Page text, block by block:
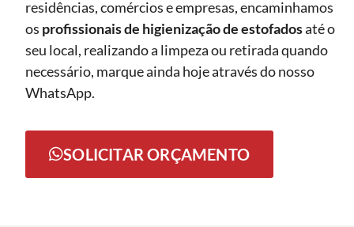
residências, comércios e empresas, encaminhamos
os profissionais de higienização de estofadosaté o
seu local, realizando a limpeza ou retirada quando
necessário, marque ainda hoje através do nosso
WhatsApp.
SOLICITAR ORÇAMENTO